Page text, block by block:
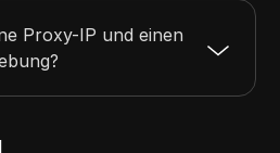
Proxy-IP und einen